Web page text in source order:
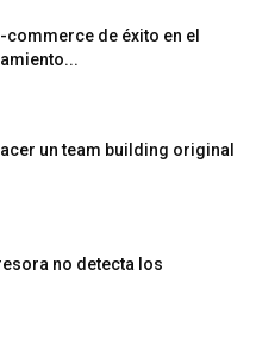
commerce de éxito en el
un team building original
no detecta los